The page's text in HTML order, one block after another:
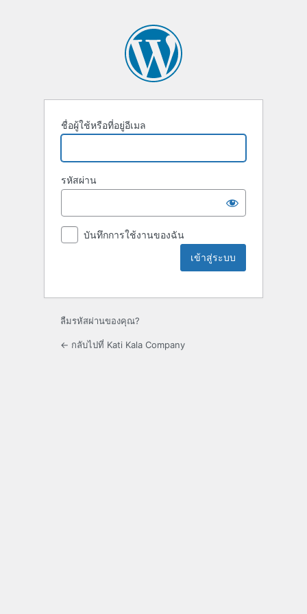
ชื่อผู้ใช้หรือที่อยู่อีเมล
รหัสผ่าน
บันทึกการใช้งานของฉัน
ลืมรหัสผ่านของคุณ?
← กลับไปที่ Kati Kala Company